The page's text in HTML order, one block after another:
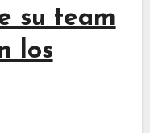
su team
los